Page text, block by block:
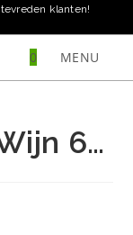
klanten!
0 MENU
6…